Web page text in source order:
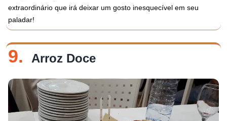
extraordinário que irá deixar um gosto inesquecível em seu
paladar!
9. Arroz Doce